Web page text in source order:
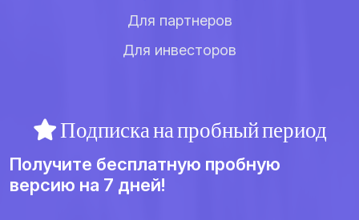
Для партнеров
Для инвесторов
Подписка на пробный период
Получите бесплатную пробную
версию на 7 дней!